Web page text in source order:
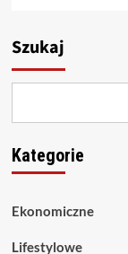
Szukaj
Kategorie
Ekonomiczne
Lifestylowe